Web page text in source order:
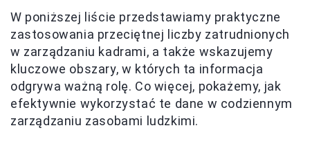
W poniższej liście przedstawiamy praktyczne
zastosowania przeciętnej liczby zatrudnionych
w zarządzaniu kadrami, a także wskazujemy
kluczowe obszary, w których ta informacja
odgrywa ważną rolę. Co więcej, pokażemy, jak
efektywnie wykorzystać te dane w codziennym
zarządzaniu zasobami ludzkimi.